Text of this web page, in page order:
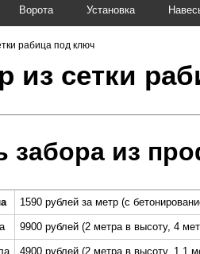
Ворота Установка
рабица под ключ
из сетки
забора из
1590 рублей за метр (с
9900 рублей (2 метра в высоту, 4
4900 рублей (2 метра в высоту, 1.1